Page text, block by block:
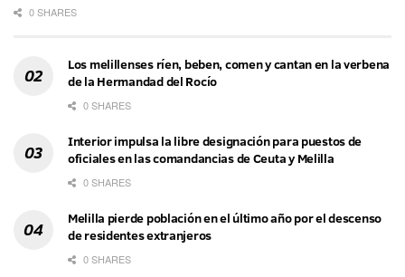
0 SHARES
Los melillenses ríen, beben, comen y cantan en la verbena
de la Hermandad del Rocío
0 SHARES
Interior impulsa la libre designación para puestos de
oficiales en las comandancias de Ceuta y Melilla
0 SHARES
Melilla pierde población en el último año por el descenso
de residentes extranjeros
0 SHARES